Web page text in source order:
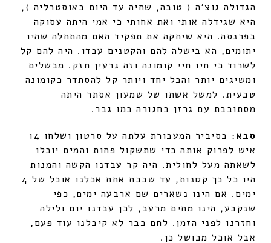
הגדולה גוצ'ה ( טובה, שחיה עד היום באוסטרליה ),
היא שגידלה אותי ואת אחותי כי אמי היתה עסוקה
בפרנסה. היא שיחקה את תפקיד האם מהתחלה שהיו
יתומים, הא בישלה להם והקטנים עבדו. היה להם קל
לשרוד כי חיו חיי קומונה וזה גרעין חזק. מבשלים
ומשיגים יותר והכל יחד ויותר קל להסתדר כקומונה
טבעית. למשל אשתו של שמעון אסתר היתה
מסתובבת עם גרזן בחגורה כמו גבר.
סבא
: בסיביר המעבורת עלתה על סרטון ושלחו 14
איש לפרוק אותה כדי שתשקול פחות והמים יוכלו
לשאתה מעל לחולית. היה קר עבדנו הקשה והמנות
היו כל כך קטנות, עד שבבת אחת אכלנו אוכל של 4
ימים. אם הינו נשארים שם ארבעה ימים, כפי
שנקבע, הינו מתים מרעב, לכן עבדנו יום ולילה
וחזרנו לפני הזמן. לחם כבר לא קיבלנו עוד פעם,
אבל אוכל מבושל כן.